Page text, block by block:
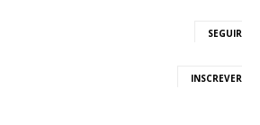
SEGUIR
INSCREVER